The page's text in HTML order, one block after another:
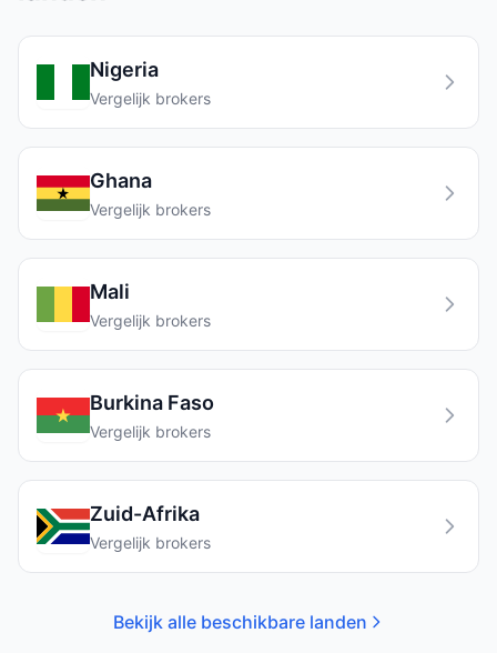
Nigeria
Vergelijk brokers
Ghana
Vergelijk brokers
Mali
Vergelijk brokers
Burkina Faso
Vergelijk brokers
Zuid-Afrika
Vergelijk brokers
Bekijk alle beschikbare landen